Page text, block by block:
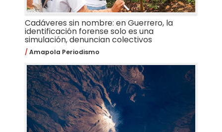
Cadáveres sin nombre: en Guerrero, la
identificación forense solo es una
simulación, denuncian colectivos
Amapola Periodismo